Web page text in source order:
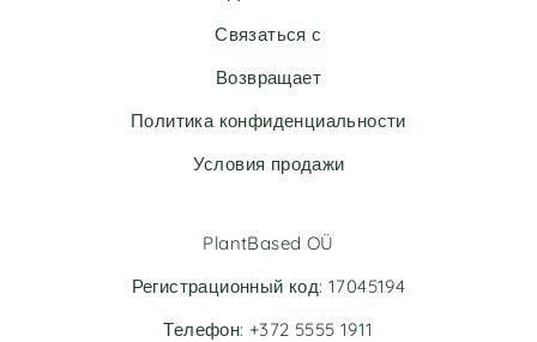
Связаться с
Возвращает
Политика конфиденциальности
Условия продажи
PlantBased OÜ
Регистрационный код: 17045194
Телефон: +372 5555 1911